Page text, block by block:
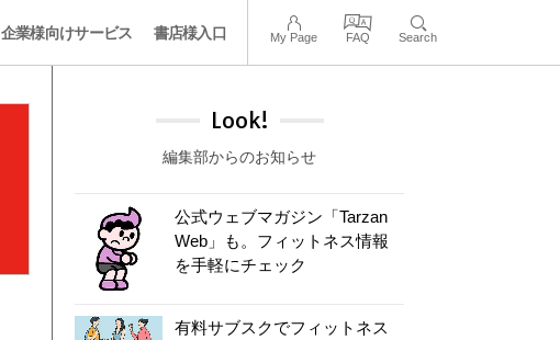
企業様向けサービス 書店様入口 My Page FAQ Search
Look!
編集部からのお知らせ
公式ウェブマガジン「Tarzan
Web」も。フィットネス情報
を手軽にチェック
有料サブスクでフィットネス